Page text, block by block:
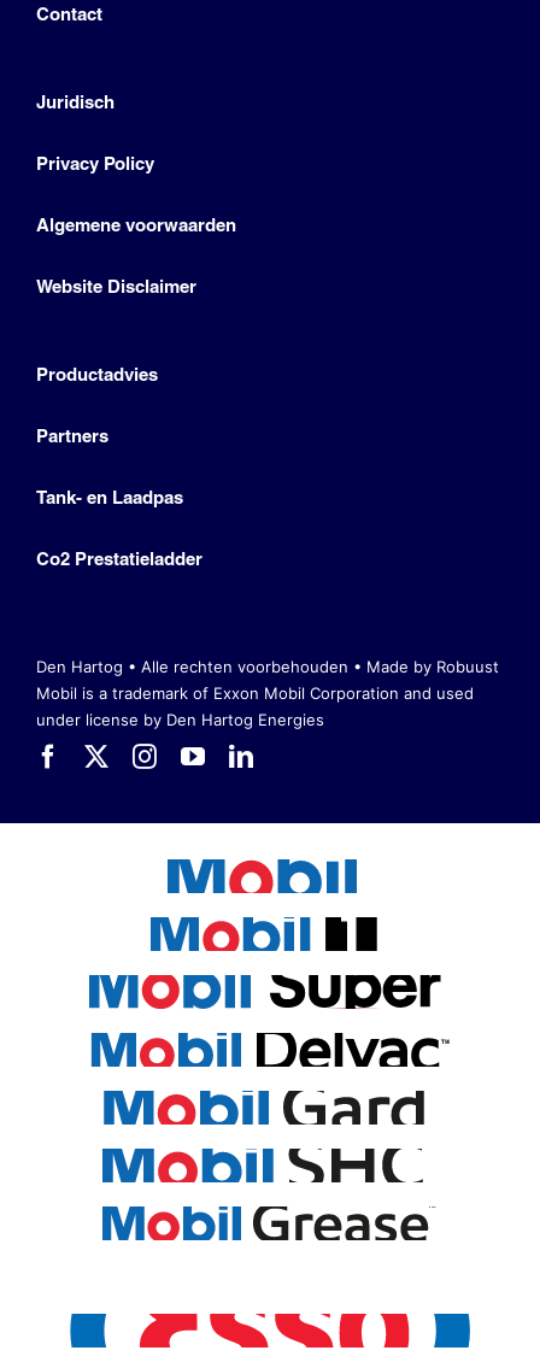
Contact
Juridisch
Privacy Policy
Algemene voorwaarden
Website Disclaimer
Productadvies
Partners
Tank- en Laadpas
Co2 Prestatieladder
Den Hartog • Alle rechten voorbehouden • Made by Robuust
Mobil is a trademark of Exxon Mobil Corporation and used
under license by Den Hartog Energies